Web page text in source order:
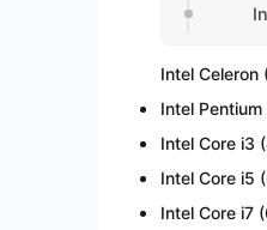
Intel
Intel
Intel Core i3
Intel Core i5
Intel Core i7